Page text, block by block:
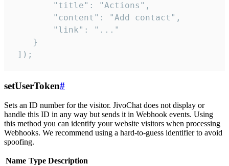
        "title": "Actions",
        "content": "Add contact",
        "link": "..."
    }
]);
setUserToken#
Sets an ID number for the visitor. JivoChat does not display or
handle this ID in any way but sends it in Webhook events. Using
this method you can identify your website visitors when processing
Webhooks. We recommend using a hard-to-guess identifier to avoid
spoofing.
Name Type Description